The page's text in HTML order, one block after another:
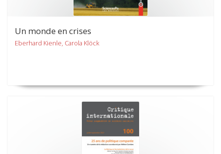
Un monde en crises
Eberhard Kienle, Carola Klöck